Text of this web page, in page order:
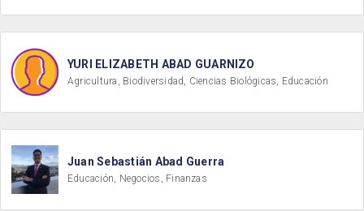
YURI ELIZABETH ABAD GUARNIZO
Agricultura, Biodiversidad, Ciencias Biológicas, Educación
Juan Sebastián Abad Guerra
Educación, Negocios, Finanzas